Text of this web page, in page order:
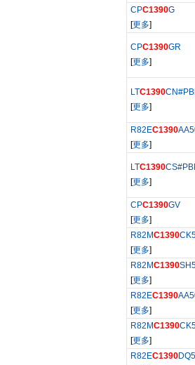
CPC1390G
[更多]
CPC1390GR
[更多]
LTC1390
[更多]
R82EC1390
[更多]
LTC1390
[更多]
CPC1390GV
[更多]
R82MC1390
[更多]
R82MC1390
[更多]
R82EC1390
[更多]
R82MC1390
[更多]
R82EC1390